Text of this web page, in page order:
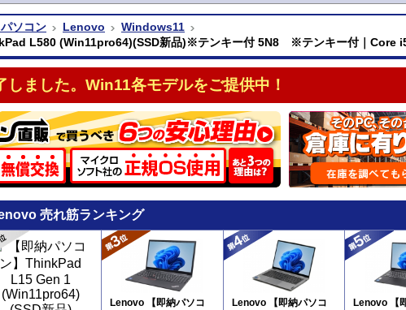
ソコン Lenovo
Windows11
L580 (Win11pro64)(SSD新品)※テンキー付 5N8 ※テンキー付｜Core
ました。Win11各モデルをご提供中！
売れ筋ランキング
Lenovo 【即納パソコ
Lenovo 【即納パソコ
Lenovo 【